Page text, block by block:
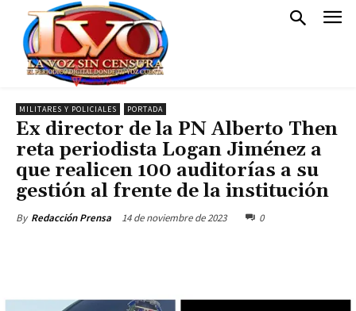
MILITARES Y POLICIALES PORTADA
Ex director de la PN Alberto Then
reta periodista Logan Jiménez a
que realicen 100 auditorías a su
gestión al frente de la institución
By Redacción Prensa 14 de noviembre de 2023 0